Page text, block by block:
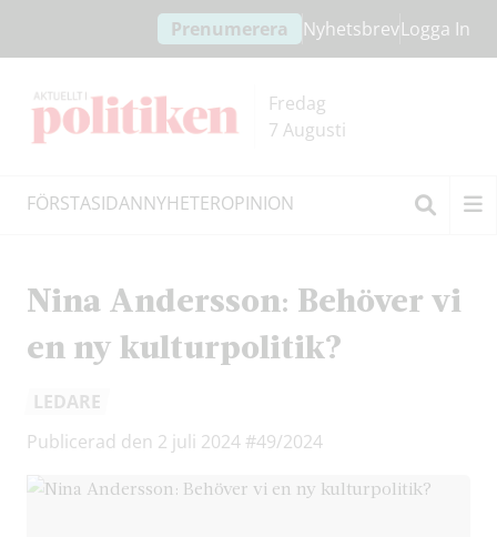
innehållet
headern
Prenumerera NyhetsbrevLogga In
Fredag
7 Augusti
FÖRSTASIDANNYHETEROPINION
Nina Andersson: Behöver vi
en ny kulturpolitik?
LEDARE
Publicerad den 2 juli 2024 #49/2024